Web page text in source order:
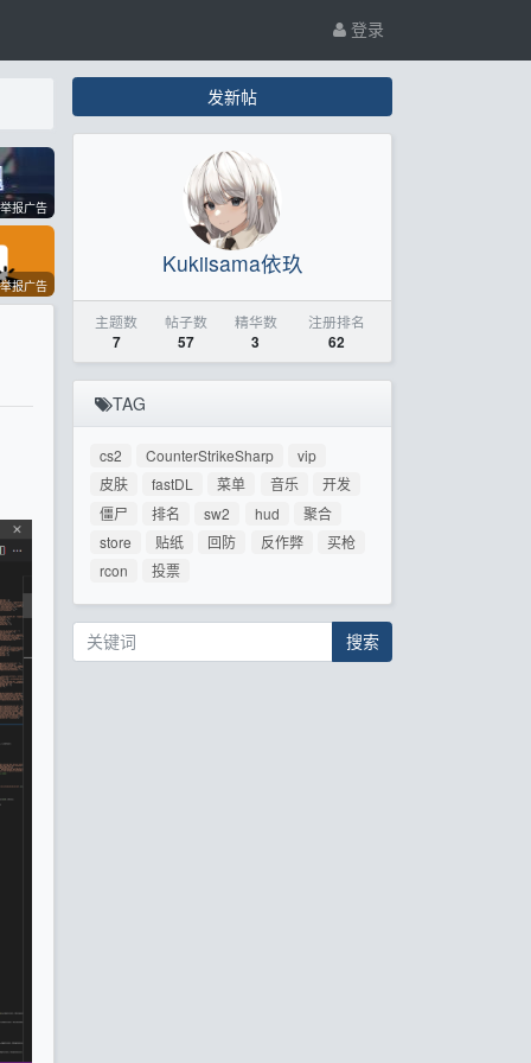
登录
举报广告
举报广告
发新帖
Kukiisama依玖
主题数
7
帖子数
57
精华数
3
注册排名
62
TAG
cs2 CounterStrikeSharp
vip
皮肤
fastDL 菜单 音乐
开发
僵尸
排名 sw2 hud
聚合
store
贴纸 回防 反作弊
买枪
rcon
投票
搜索